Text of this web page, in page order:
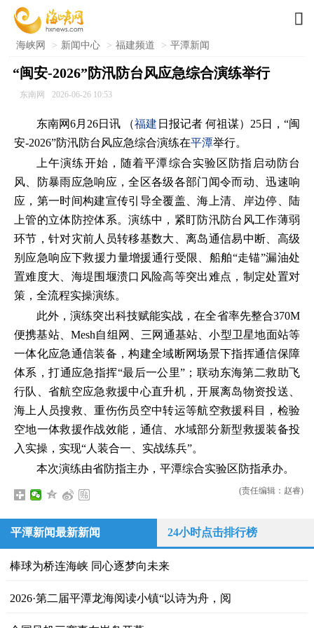

海峡网 > 新闻中心 > 福建频道 > 平潭新闻
“闽安-2026”防汛防台风应急综合演练举行
东南网 2026-06-26 10:53
东南网6月26日讯 （福建 日报记者 何祖谋）25日，“闽
安-2026”防汛防台风应急综合演练在平潭举行。
上午演练开始，随着平潭综合实验区防指启动防台
风、防暴雨应急响应，全区各级各部门闻令而动、迅速响
应，第一时间构建宣传引导全覆盖、海上清、岸边停、陆
上管的立体防控体系。演练中，紧盯防汛防台风工作薄弱
环节，针对灾前人员转移基数大、离岛通信易中断、高级
别应急响应下救援力量增援通行受限、船舶“走锚”漏油处
置难度大、海堤围堰溃口风险高等突出难点，制定处置对
策，全流程实操演练。
此外，演练突出科技赋能实战，在全省率先整合370M
便携基站、Mesh自组网、三网通基站、小型卫星地面站等
一体化应急通信装备，构建全域断网场景下指挥通信保障
体系，打通应急指挥“最后一公里”；联动东海第二救助飞
行队、省航空应急救援中心直升机，开展离岛物资投送、
海上人员搜救、重伤伤员空中转运等航空救援科目，检验
空地一体救援作战效能，通信、水域部分新型救援装备投
入实操，实现“人装合一、实战练兵”。
本次演练由省防指主办，平潭综合实验区防指承办。
(责任编辑：赵睿)
平潭新闻最新新闻 24小时点击排行榜
棒球为桥连海峡 同心逐梦向未来
2026·第二届平潭龙海阅读小镇“以诗为舟，阅